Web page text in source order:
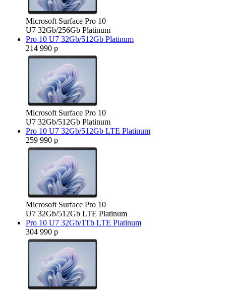
Microsoft Surface Pro 10
U7 32Gb/256Gb Platinum
Pro 10 U7 32Gb/512Gb Platinum
214 990 р
Microsoft Surface Pro 10
U7 32Gb/512Gb Platinum
Pro 10 U7 32Gb/512Gb LTE Platinum
259 990 р
Microsoft Surface Pro 10
U7 32Gb/512Gb LTE Platinum
Pro 10 U7 32Gb/1Tb LTE Platinum
304 990 р